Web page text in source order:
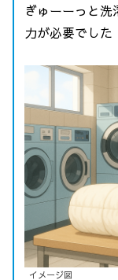
ぎゅーーっと
力が必要でした
イメージ図